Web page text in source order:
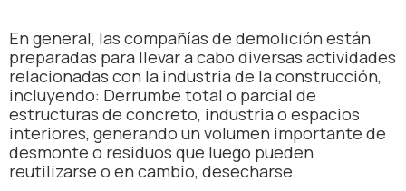
En general, las compañías de demolición están
preparadas para llevar a cabo diversas actividades
relacionadas con la industria de la construcción,
incluyendo: Derrumbe total o parcial de
estructuras de concreto, industria o espacios
interiores, generando un volumen importante de
desmonte o residuos que luego pueden
reutilizarse o en cambio, desecharse.